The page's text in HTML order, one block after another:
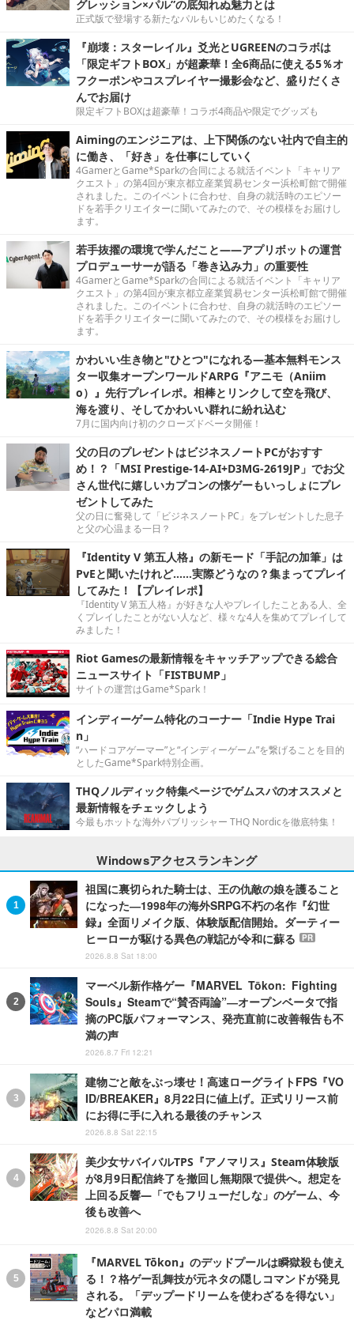
グレッション×パル”の底知れぬ魅力とは
正式版で登場する新たなパルもいじめたくなる！
『崩壊：スターレイル』爻光とUGREENのコラボは
「限定ギフトBOX」が超豪華！全6商品に使える5％オ
フクーポンやコスプレイヤー撮影会など、盛りだくさ
んでお届け
限定ギフトBOXは超豪華！コラボ4商品や限定でグッズも
Aimingのエンジニアは、上下関係のない社内で自主的
に働き、「好き」を仕事にしていく
4GamerとGame*Sparkの合同による就活イベント「キャリア
クエスト」の第4回が東京都立産業貿易センター浜松町館で開催
されました。このイベントに合わせ、自身の就活時のエピソー
ドを若手クリエイターに聞いてみたので、その模様をお届けし
ます。
若手抜擢の環境で学んだこと――アプリボットの運営
プロデューサーが語る「巻き込み力」の重要性
4GamerとGame*Sparkの合同による就活イベント「キャリア
クエスト」の第4回が東京都立産業貿易センター浜松町館で開催
されました。このイベントに合わせ、自身の就活時のエピソー
ドを若手クリエイターに聞いてみたので、その模様をお届けし
ます。
かわいい生き物と"ひとつ"になれる―基本無料モンス
ター収集オープンワールドARPG『アニモ（Aniim
o）』先行プレイレポ。相棒とリンクして空を飛び、
海を渡り、そしてかわいい群れに紛れ込む
7月に国内向け初のクローズドベータ開催！
父の日のプレゼントはビジネスノートPCがおすす
め！？「MSI Prestige-14-AI+D3MG-2619JP」でお父
さん世代に嬉しいカプコンの懐ゲーもいっしょにプレ
ゼントしてみた
父の日に奮発して「ビジネスノートPC」をプレゼントした息子
と父の心温まる一日？
『Identity V 第五人格』の新モード「手記の加筆」は
PvEと聞いたけれど……実際どうなの？集まってプレイ
してみた！【プレイレポ】
『Identity V 第五人格』が好きな人やプレイしたことある人、全
くプレイしたことがない人など、様々な4人を集めてプレイして
みました！
Riot Gamesの最新情報をキャッチアップできる総合
ニュースサイト「FISTBUMP」
サイトの運営はGame*Spark！
インディーゲーム特化のコーナー「Indie Hype Trai
n」
“ハードコアゲーマー”と“インディーゲーム”を繋げることを目的
としたGame*Spark特別企画。
THQノルディック特集ページでゲムスパのオススメと
最新情報をチェックしよう
今最もホットな海外パブリッシャー THQ Nordicを徹底特集！
Windowsアクセスランキング
祖国に裏切られた騎士は、王の仇敵の娘を護ること
になった―1998年の海外SRPG不朽の名作『幻世
録』全面リメイク版、体験版配信開始。ダーティー
ヒーローが駆ける異色の戦記が令和に蘇る
PR
2026.8.8 Sat 18:00
マーベル新作格ゲー『MARVEL Tōkon: Fighting
Souls』Steamで“賛否両論”―オープンベータで指
摘のPC版パフォーマンス、発売直前に改善報告も不
満の声
2026.8.7 Fri 12:21
建物ごと敵をぶっ壊せ！高速ローグライトFPS『VO
ID/BREAKER』8月22日に値上げ。正式リリース前
にお得に手に入れる最後のチャンス
2026.8.8 Sat 22:15
美少女サバイバルTPS『アノマリス』Steam体験版
が8月9日配信終了を撤回し無期限で提供へ。想定を
上回る反響―「でもフリューだしな」のゲーム、今
後も改善へ
2026.8.8 Sat 20:00
『MARVEL Tōkon』のデッドプールは瞬獄殺も使え
る！？格ゲー乱舞技が元ネタの隠しコマンドが発見
される。「デップードリームを使わざるを得ない」
などパロ満載